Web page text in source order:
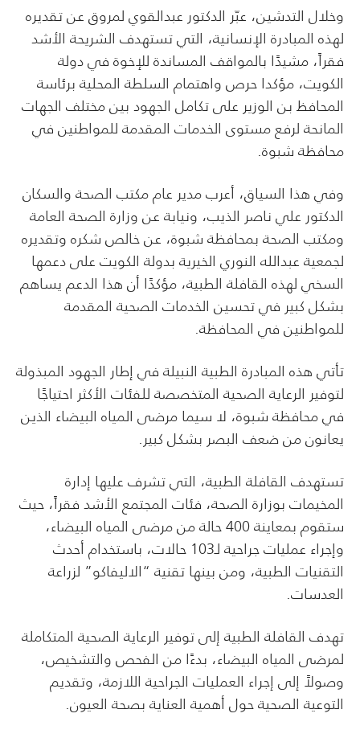
وخلال التدشين، عبّر الدكتور عبدالقوي لمروق عن تقديره
لهذه المبادرة الإنسانية، التي تستهدف الشريحة الأشد
فقراً، مشيدًا بالمواقف المساندة للإخوة في دولة
الكويت، مؤكدا حرص واهتمام السلطة المحلية برئاسة
المحافظ بن الوزير على تكامل الجهود بين مختلف الجهات
المانحة لرفع مستوى الخدمات المقدمة للمواطنين في
محافظة شبوة.
وفي هذا السياق، أعرب مدير عام مكتب الصحة والسكان
الدكتور علي ناصر الذيب، ونيابة عن وزارة الصحة العامة
ومكتب الصحة بمحافظة شبوة، عن خالص شكره وتقديره
لجمعية عبدالله النوري الخيرية بدولة الكويت على دعمها
السخي لهذه القافلة الطبية، مؤكدًا أن هذا الدعم يساهم
بشكل كبير في تحسين الخدمات الصحية المقدمة
للمواطنين في المحافظة.
تأتي هذه المبادرة الطبية النبيلة في إطار الجهود المبذولة
لتوفير الرعاية الصحية المتخصصة للفئات الأكثر احتياجًا
في محافظة شبوة، لا سيما مرضى المياه البيضاء الذين
يعانون من ضعف البصر بشكل كبير.
تستهدف القافلة الطبية، التي تشرف عليها إدارة
المخيمات بوزارة الصحة، فئات المجتمع الأشد فقراً، حيث
ستقوم بمعاينة 400 حالة من مرضى المياه البيضاء،
وإجراء عمليات جراحية لـ103 حالات، باستخدام أحدث
التقنيات الطبية، ومن بينها تقنية “الاليفاكو” لزراعة
العدسات.
تهدف القافلة الطبية إلى توفير الرعاية الصحية المتكاملة
لمرضى المياه البيضاء، بدءًا من الفحص والتشخيص،
وصولاً إلى إجراء العمليات الجراحية اللازمة، وتقديم
التوعية الصحية حول أهمية العناية بصحة العيون.